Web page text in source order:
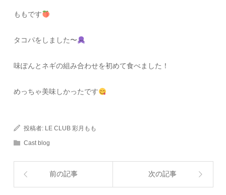
ももです
タコパをしました〜
味ぽんとネギの組み合わせを初めて食べました！
めっちゃ美味しかったです
投稿者: LE CLUB 彩月もも
Cast blog
前の記事 次の記事